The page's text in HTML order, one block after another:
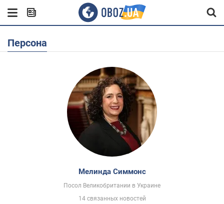
Персона
Мелинда Симмонс
Посол Великобритании в Украине
14 связанных новостей